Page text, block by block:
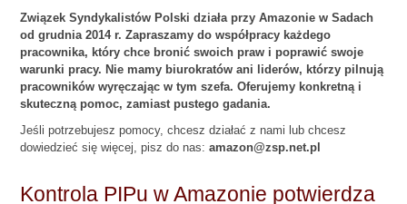
Związek Syndykalistów Polski działa przy Amazonie w Sadach
od grudnia 2014 r. Zapraszamy do współpracy każdego
pracownika, który chce bronić swoich praw i poprawić swoje
warunki pracy. Nie mamy biurokratów ani liderów, którzy pilnują
pracowników wyręczając w tym szefa. Oferujemy konkretną i
skuteczną pomoc, zamiast pustego gadania.
Jeśli potrzebujesz pomocy, chcesz działać z nami lub chcesz
dowiedzieć się więcej, pisz do nas:amazon@zsp.net.pl
Kontrola PIPu w Amazonie potwierdza